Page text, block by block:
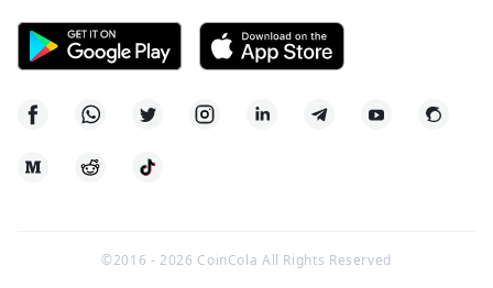
©2016 -2026 CoinCola All Rights Reserved